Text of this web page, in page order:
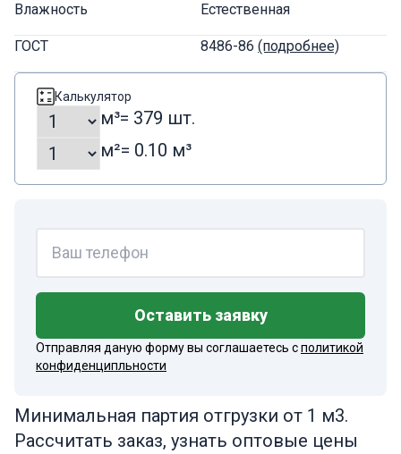
Влажность Естественная
ГОСТ 8486-86 (подробнее)
Калькулятор
м³= 379 шт.
м²= 0.10 м³
Оставить заявку
Отправляя даную форму вы соглашаетесь сполитикой
конфиденципльности
Минимальная партия отгрузки от 1 м3.
Рассчитать заказ, узнать оптовые цены